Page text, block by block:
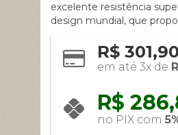
excelente resistência
design mundial, que
R$ 301,90
em até 3x de
R$
no PIX com